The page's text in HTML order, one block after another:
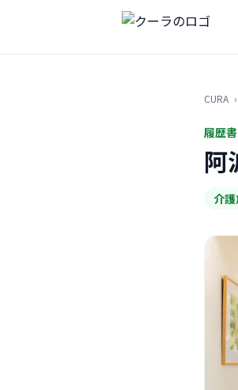
CURA ›
履歴
阿
介